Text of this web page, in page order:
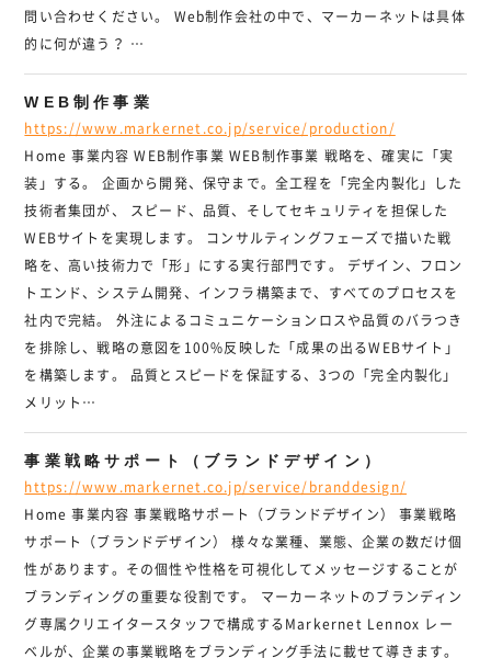
問い合わせください。 Web制作会社の中で、マーカーネットは具体
的に何が違う？ …
WEB制作事業
https://www.markernet.co.jp/service/production/
Home 事業内容 WEB制作事業 WEB制作事業 戦略を、確実に「実
装」する。 企画から開発、保守まで。全工程を「完全内製化」した
技術者集団が、 スピード、品質、そしてセキュリティを担保した
WEBサイトを実現します。 コンサルティングフェーズで描いた戦
略を、高い技術力で「形」にする実行部門です。 デザイン、フロン
トエンド、システム開発、インフラ構築まで、すべてのプロセスを
社内で完結。 外注によるコミュニケーションロスや品質のバラつき
を排除し、戦略の意図を100%反映した「成果の出るWEBサイト」
を構築します。 品質とスピードを保証する、3つの「完全内製化」
メリット…
事業戦略サポート（ブランドデザイン）
https://www.markernet.co.jp/service/branddesign/
Home 事業内容 事業戦略サポート（ブランドデザイン） 事業戦略
サポート（ブランドデザイン） 様々な業種、業態、企業の数だけ個
性があります。その個性や性格を可視化してメッセージすることが
ブランディングの重要な役割です。 マーカーネットのブランディン
グ専属クリエイタースタッフで構成するMarkernet Lennox レー
ベルが、企業の事業戦略をブランディング手法に載せて導きます。